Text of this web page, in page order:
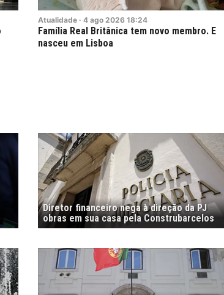
Atualidade · 4 ago 2026 18:24
Família Real Britânica tem novo membro. E
nasceu em Lisboa
Diretor financeiro nega à direção da PJ
obras em sua casa pela Construbarcelos